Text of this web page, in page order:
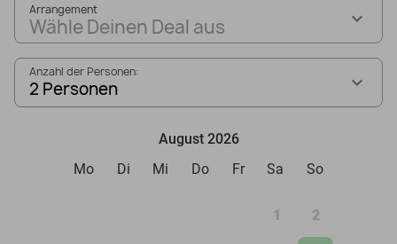
Arrangement
Wähle Deinen Deal aus
Anzahl der Personen:
2 Personen
August 2026
Mo
Di Mi Do Fr Sa So
1 2